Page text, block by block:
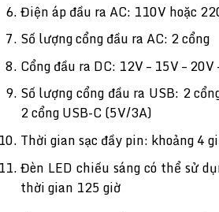
Điện áp đầu ra AC: 110V hoặc
Số lượng cổng đầu ra AC: 2 cổng
Cổng đầu ra DC: 12V – 15V – 20V
Số lượng cổng đầu ra USB: 2
2 cổng USB-C (5V/3A)
Thời gian sạc đầy pin: khoảng 4
Đèn LED chiếu sáng có thể sử
thời gian 125 giờ